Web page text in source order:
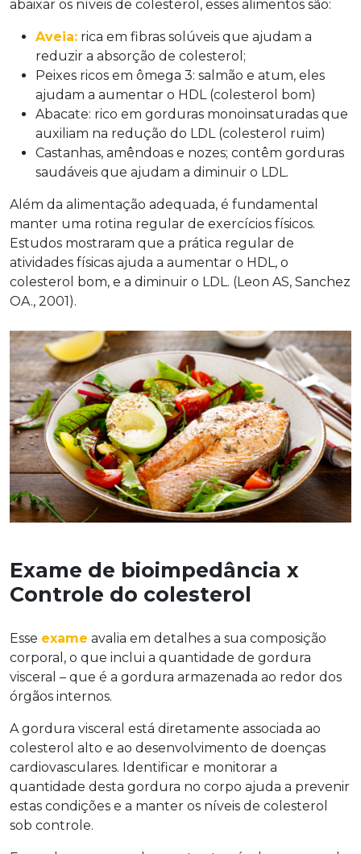
abaixar os níveis de colesterol, esses alimentos são:
Aveia: rica em fibras solúveis que ajudam a
reduzir a absorção de colesterol;
Peixes ricos em ômega 3: salmão e atum, eles
ajudam a aumentar o HDL (colesterol bom)
Abacate: rico em gorduras monoinsaturadas que
auxiliam na redução do LDL (colesterol ruim)
Castanhas, amêndoas e nozes; contêm gorduras
saudáveis que ajudam a diminuir o LDL.
Além da alimentação adequada, é fundamental
manter uma rotina regular de exercícios físicos.
Estudos mostraram que a prática regular de
atividades físicas ajuda a aumentar o HDL, o
colesterol bom, e a diminuir o LDL. (Leon AS, Sanchez
OA., 2001).
Exame de bioimpedância x
Controle do colesterol
Esse exame avalia em detalhes a sua composição
corporal, o que inclui a quantidade de gordura
visceral – que é a gordura armazenada ao redor dos
órgãos internos.
A gordura visceral está diretamente associada ao
colesterol alto e ao desenvolvimento de doenças
cardiovasculares. Identificar e monitorar a
quantidade desta gordura no corpo ajuda a prevenir
estas condições e a manter os níveis de colesterol
sob controle.